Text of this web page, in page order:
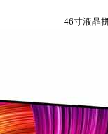
46寸液晶